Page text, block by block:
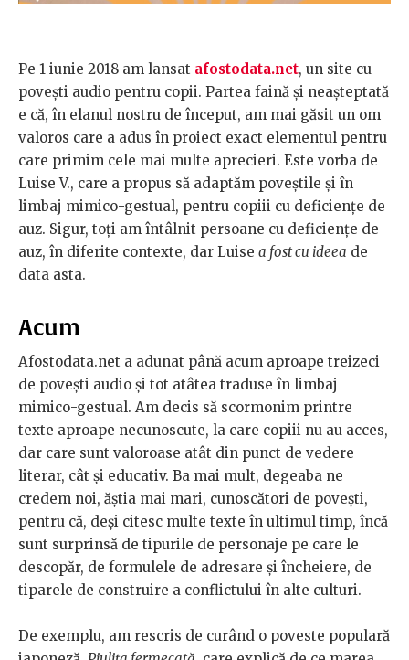
Pe 1 iunie 2018 am lansat afostodata.net, un site cu
povești audio pentru copii. Partea faină și neașteptată
e că, în elanul nostru de început, am mai găsit un om
valoros care a adus în proiect exact elementul pentru
care primim cele mai multe aprecieri. Este vorba de
Luise V., care a propus să adaptăm poveștile și în
limbaj mimico-gestual, pentru copiii cu deficiențe de
auz. Sigur, toți am întâlnit persoane cu deficiențe de
auz, în diferite contexte, dar Luise a fost cu ideea de
data asta.
Acum
Afostodata.net a adunat până acum aproape treizeci
de povești audio și tot atâtea traduse în limbaj
mimico-gestual. Am decis să scormonim printre
texte aproape necunoscute, la care copiii nu au acces,
dar care sunt valoroase atât din punct de vedere
literar, cât și educativ. Ba mai mult, degeaba ne
credem noi, ăștia mai mari, cunoscători de povești,
pentru că, deși citesc multe texte în ultimul timp, încă
sunt surprinsă de tipurile de personaje pe care le
descopăr, de formulele de adresare și încheiere, de
tiparele de construire a conflictului în alte culturi.
De exemplu, am rescris de curând o poveste populară